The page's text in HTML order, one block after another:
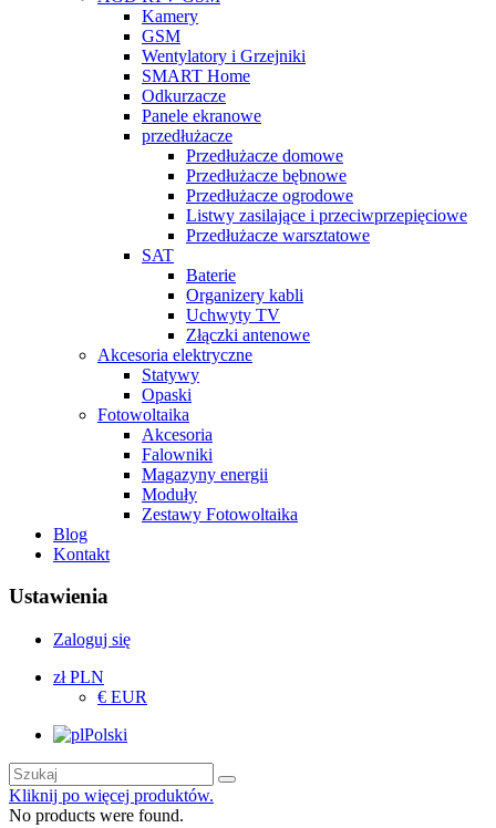
Kamery
GSM
Wentylatory i Grzejniki
SMART Home
Odkurzacze
Panele ekranowe
przedłużacze
Przedłużacze domowe
Przedłużacze bębnowe
Przedłużacze ogrodowe
Listwy zasilające i przeciwprzepięciowe
Przedłużacze warsztatowe
SAT
Baterie
Organizery kabli
Uchwyty TV
Złączki antenowe
Akcesoria elektryczne
Statywy
Opaski
Fotowoltaika
Akcesoria
Falowniki
Magazyny energii
Moduły
Zestawy Fotowoltaika
Blog
Kontakt
Ustawienia
Zaloguj się
zł PLN
€ EUR
Polski
Kliknij po więcej produktów.
No products were found.